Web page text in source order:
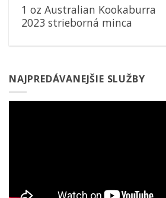
1 oz Australian Kookaburra
2023 strieborná minca
NAJPREDÁVANEJŠIE SLUŽBY